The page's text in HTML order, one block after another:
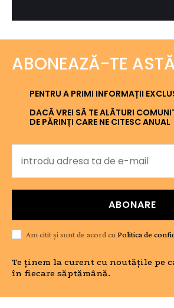
ABONEAZĂ-TE
PENTRU A PRIMI INFORMAȚII
DACĂ VREI SĂ TE ALĂTURI
DE PĂRINȚI CARE NE CITESC ANUAL
ABONARE
Am citit și sunt de acord cu Politica de
Te ținem la curent cu noutățile pe
în fiecare săptămână.